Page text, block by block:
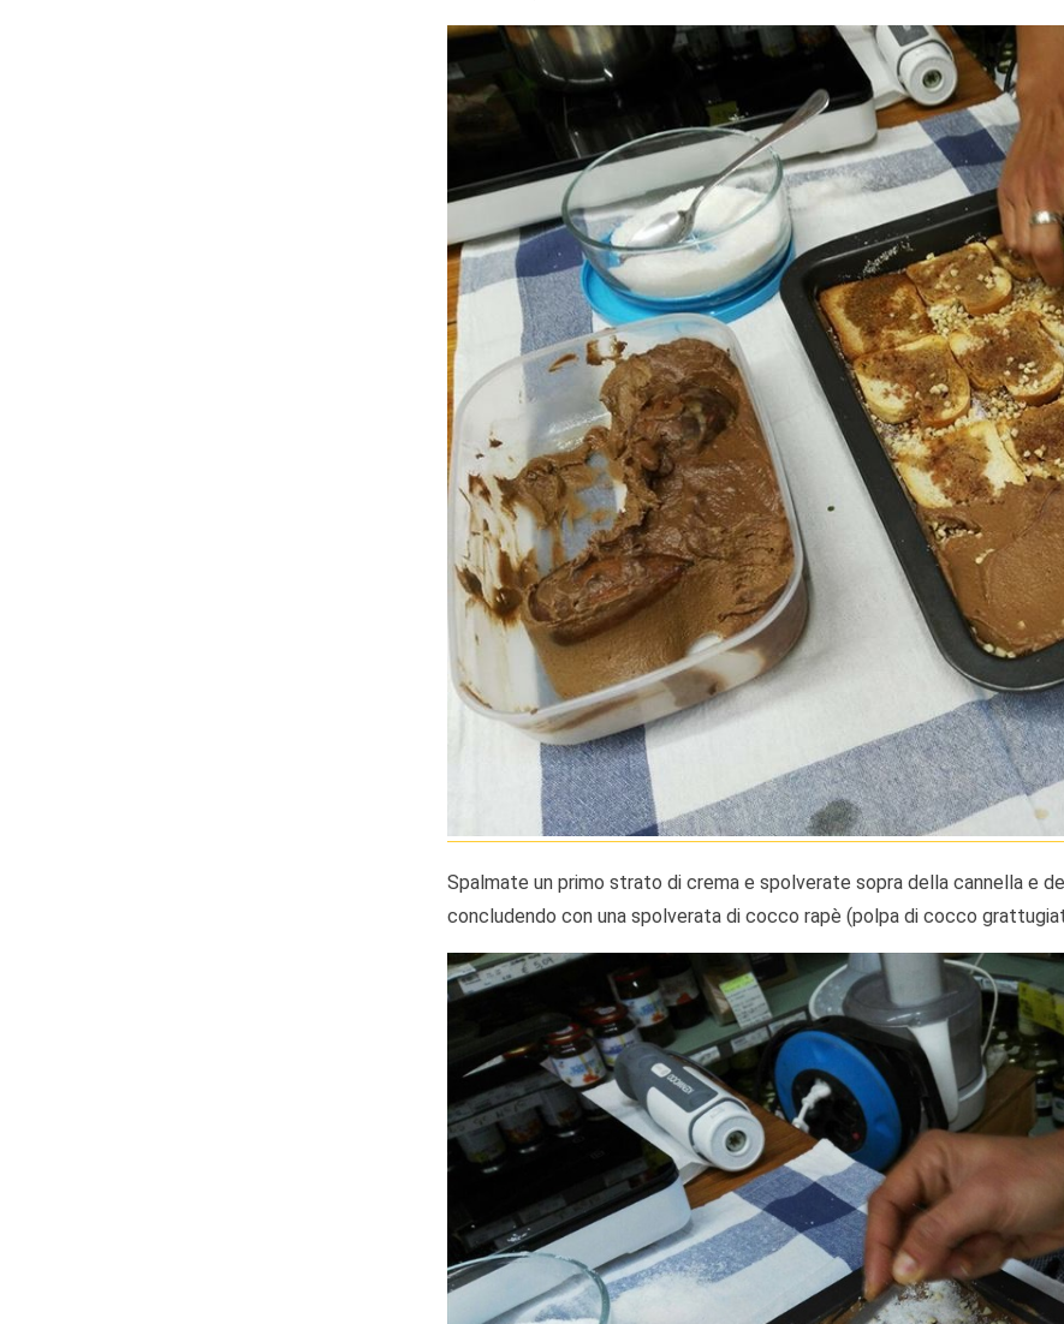
Spalmate un primo strato di crema e spolverate sopra della cannella e
concludendo con una spolverata di cocco rapè (polpa di cocco